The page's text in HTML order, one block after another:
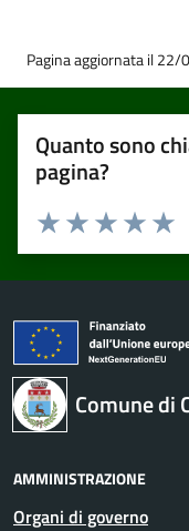
Pagina aggiornata il
Quanto sono
pagina?
Valuta 4
Valuta 3
Valuta 2 stelle
Valuta 1 stelle su 5
Comune di
AMMINISTRAZIONE
Organi di governo